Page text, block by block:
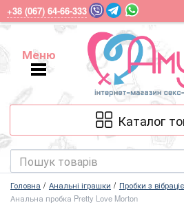
+38 (067) 64-66-333
Меню
Меню
Каталог
Головна Анальні іграшки
Пробки з
Анальна пробка Pretty Love Morton